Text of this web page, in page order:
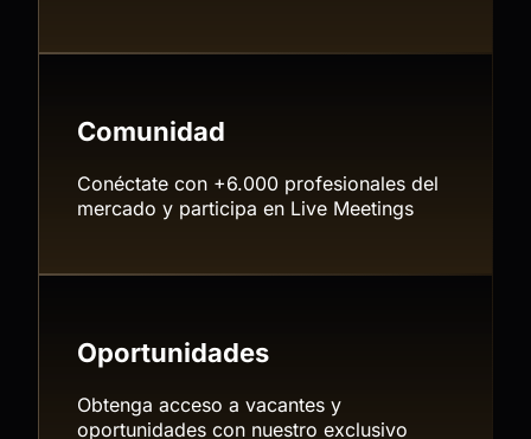
Comunidad
Conéctate con +6.000 profesionales del
mercado y participa en Live Meetings
Oportunidades
Obtenga acceso a vacantes y
oportunidades con nuestro exclusivo